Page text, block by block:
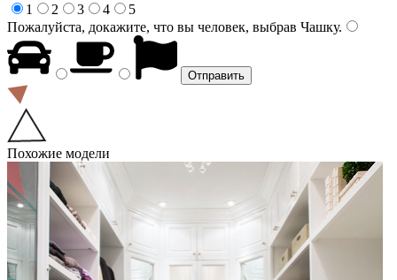
1
2 3 4
5
Пожалуйста, докажите, что вы человек, выбрав Чашку.
Похожие модели